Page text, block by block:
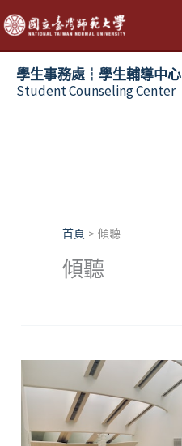
跳
至
主
學生事務處┆學生輔導中心
Student Counseling Center
首頁 傾聽
傾聽